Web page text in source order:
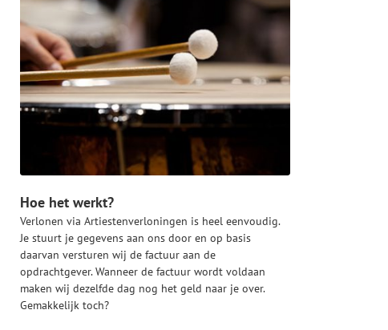
Hoe het werkt?
Verlonen via Artiestenverloningen is heel eenvoudig.
Je stuurt je gegevens aan ons door en op basis
daarvan versturen wij de factuur aan de
opdrachtgever. Wanneer de factuur wordt voldaan
maken wij dezelfde dag nog het geld naar je over.
Gemakkelijk toch?